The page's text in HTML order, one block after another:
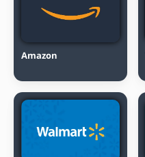
Amazon